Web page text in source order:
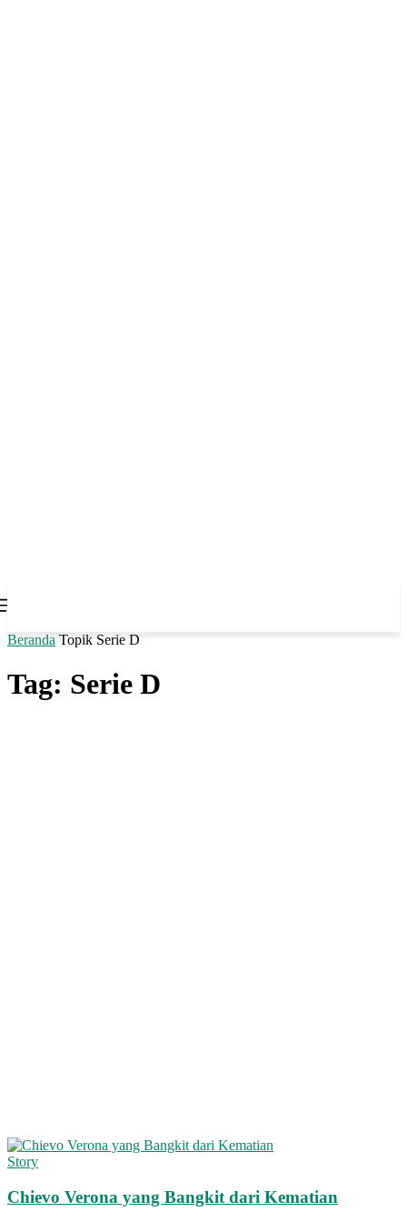
Beranda Topik Serie D
Tag: Serie D
Story
Chievo Verona yang Bangkit dari Kematian